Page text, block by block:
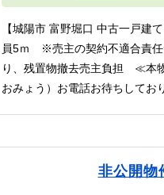
【城陽市 富野堀口 中古一戸
員5ｍ ※売主の契約不適合責
り、残置物撤去売主負担 ≪本
おみょう）お電話お待ちしてお
非公開物